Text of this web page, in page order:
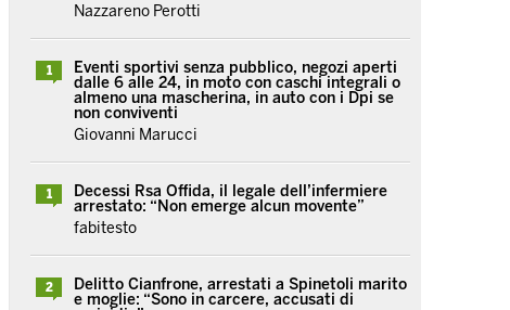
Nazzareno Perotti
1
Eventi sportivi senza pubblico, negozi aperti
dalle 6 alle 24, in moto con caschi integrali o
almeno una mascherina, in auto con i Dpi se
non conviventi
Giovanni Marucci
1
Decessi Rsa Offida, il legale dell’infermiere
arrestato: “Non emerge alcun movente”
fabitesto
2
Delitto Cianfrone, arrestati a Spinetoli marito
e moglie: “Sono in carcere, accusati di